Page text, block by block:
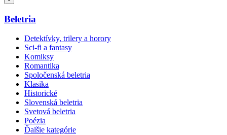
Beletria
Detektívky, trilery a horory
Sci-fi a fantasy
Komiksy
Romantika
Spoločenská beletria
Klasika
Historické
Slovenská beletria
Svetová beletria
Poézia
Ďalšie kategórie